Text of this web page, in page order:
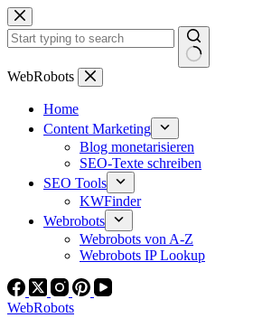
Zum
Inhalt
springen
Keine
WebRobots
Home
Content Marketing
Blog monetarisieren
SEO-Texte schreiben
SEO Tools
KWFinder
Webrobots
Webrobots von A-Z
Webrobots IP Lookup
WebRobots